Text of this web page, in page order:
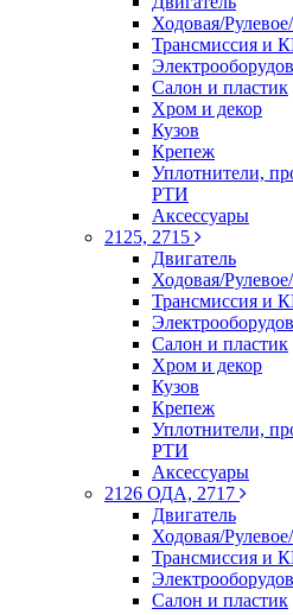
Ходовая/
Трансмиссия и
Салон и пластик
Хром и декор
Кузов
Крепеж
Уплотнители,
РТИ
Аксессуары
2125, 2715
Двигатель
Ходовая/
Трансмиссия и
Салон и пластик
Хром и декор
Кузов
Крепеж
Уплотнители,
РТИ
Аксессуары
2126 ОДА, 2717
Двигатель
Ходовая/
Трансмиссия и
Салон и пластик